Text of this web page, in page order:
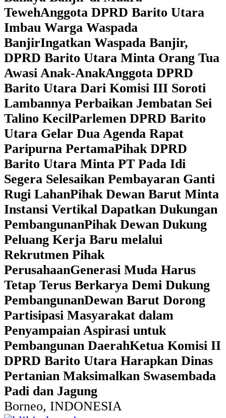
TewehAnggota DPRD Barito Utara
Imbau Warga Waspada
BanjirIngatkan Waspada Banjir,
DPRD Barito Utara Minta Orang Tua
Awasi Anak-AnakAnggota DPRD
Barito Utara Dari Komisi III Soroti
Lambannya Perbaikan Jembatan Sei
Talino KecilParlemen DPRD Barito
Utara Gelar Dua Agenda Rapat
Paripurna PertamaPihak DPRD
Barito Utara Minta PT Pada Idi
Segera Selesaikan Pembayaran Ganti
Rugi LahanPihak Dewan Barut Minta
Instansi Vertikal Dapatkan Dukungan
PembangunanPihak Dewan Dukung
Peluang Kerja Baru melalui
Rekrutmen Pihak
PerusahaanGenerasi Muda Harus
Tetap Terus Berkarya Demi Dukung
PembangunanDewan Barut Dorong
Partisipasi Masyarakat dalam
Penyampaian Aspirasi untuk
Pembangunan DaerahKetua Komisi II
DPRD Barito Utara Harapkan Dinas
Pertanian Maksimalkan Swasembada
Padi dan Jagung
Borneo, INDONESIA